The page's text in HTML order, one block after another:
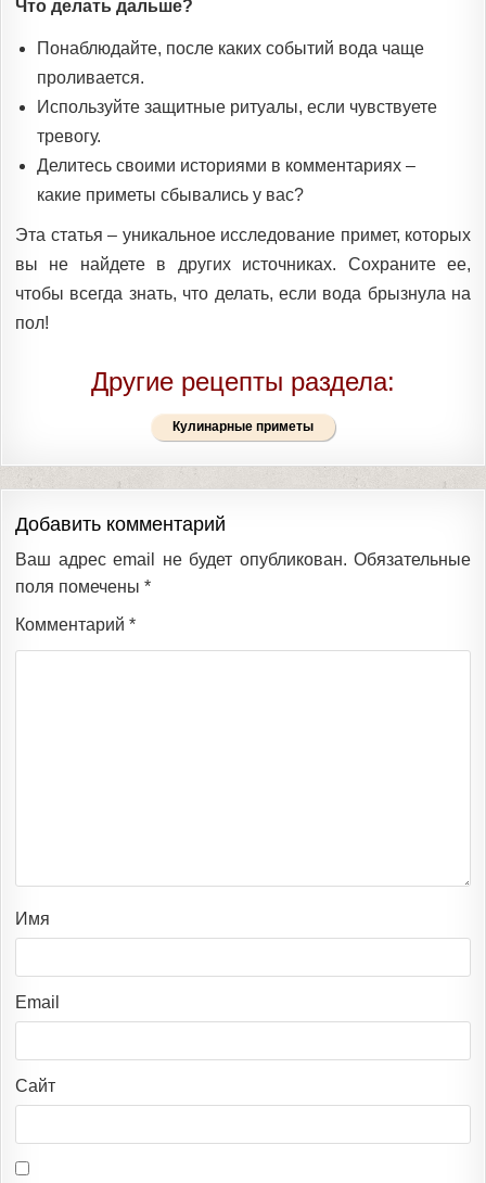
Что делать дальше?
Понаблюдайте, после каких событий вода чаще
проливается.
Используйте защитные ритуалы, если чувствуете
тревогу.
Делитесь своими историями в комментариях –
какие приметы сбывались у вас?
Эта статья – уникальное исследование примет, которых
вы не найдете в других источниках. Сохраните ее,
чтобы всегда знать, что делать, если вода брызнула на
пол!
Другие рецепты раздела:
Кулинарные приметы
Добавить комментарий
Ваш адрес email не будет опубликован. Обязательные
поля помечены *
Комментарий *
Имя
Email
Сайт